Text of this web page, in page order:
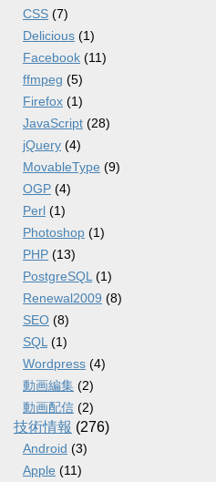
CSS (7)
Delicious (1)
Facebook (11)
ffmpeg (5)
Firefox (1)
JavaScript (28)
jQuery (4)
MovableType (9)
OGP (4)
Perl (1)
Photoshop (1)
PHP (13)
PostgreSQL (1)
Renewal2009 (8)
SEO (8)
SQL (1)
Wordpress (4)
動画編集 (2)
動画配信 (2)
技術情報 (276)
Android (3)
Apple (11)